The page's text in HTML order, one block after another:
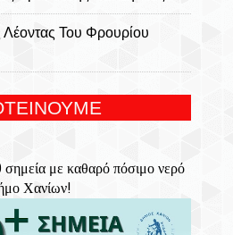
Του Φρουρίου
Μονής, Του Χριστόφορου
Ιδρύματος
Οι Δωρεάν Ξεναγήσεις Για
Δημοτική Πινακοθήκη
με καθαρό πόσιμο νερό
Χανίων!